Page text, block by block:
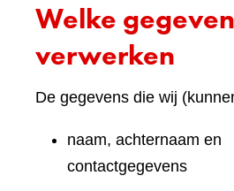
Welke
verwerken
De gegevens die wij
naam, achternaam en
contactgegevens